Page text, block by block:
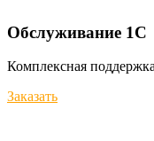
Обслуживание 1С
Комплексная
Заказать